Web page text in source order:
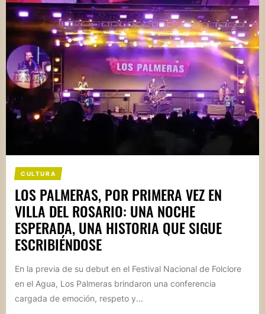
CULTURA
LOS PALMERAS, POR PRIMERA VEZ EN
VILLA DEL ROSARIO: UNA NOCHE
ESPERADA, UNA HISTORIA QUE SIGUE
ESCRIBIÉNDOSE
En la previa de su debut en el Festival Nacional de Folclore
en el Agua, Los Palmeras brindaron una conferencia
cargada de emoción, respeto y...